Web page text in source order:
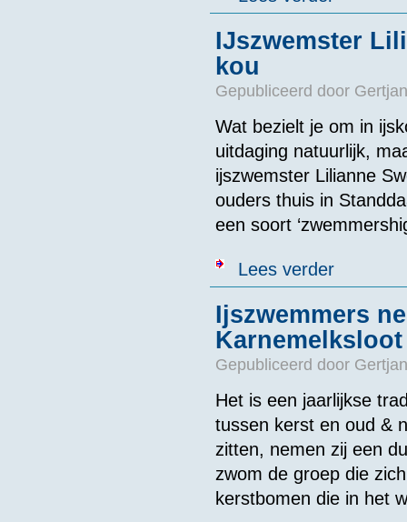
IJszwemster
kou
Gepubliceerd door
Wat bezielt je om in
uitdaging natuurlijk,
ijszwemster Lilianne
ouders thuis in
een soort
Lees verderover
Ijszwemmers
Karnemelksloot
Gepubliceerd door
Het is een jaarlijkse
tussen kerst en oud &
zitten, nemen zij een
zwom de groep die
kerstbomen die in het